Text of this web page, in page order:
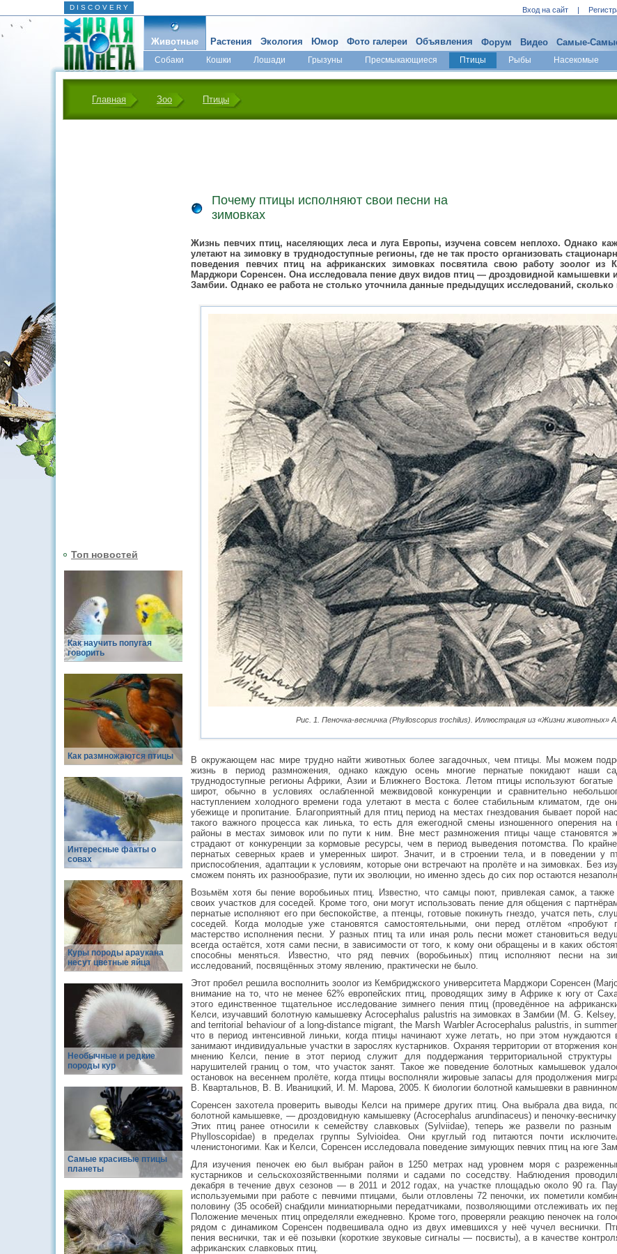
D I S C O V E R Y Вход на сайт |
Животные
Собаки Кошки Лошади Грызуны Пресмыкающиеся Птицы Рыбы Насекомые
Растения Экология Юмор Фото галереи Объявления Форум Видео Самые-
Главная Зоо Птицы
Топ новостей
Как научить попугая
говорить
Как размножаются птицы
Интересные факты о
совах
Куры породы араукана
несут цветные яйца
Необычные и редкие
породы кур
Самые красивые птицы
планеты
Почему птицы исполняют свои песни на
зимовках
Жизнь певчих птиц, населяющих леса и луга Европы, изучена совсем неплохо. Однако
улетают на зимовку в труднодоступные регионы, где не так просто организовать
поведения певчих птиц на африканских зимовках посвятила свою работу зоолог из
Марджори Соренсен. Она исследовала пение двух видов птиц — дроздовидной камышевки
Замбии. Однако ее работа не столько уточнила данные предыдущих исследований,
Рис. 1. Пеночка-весничка (Phylloscopus trochilus). Иллюстрация из «Жизни животных»
В окружающем нас мире трудно найти животных более загадочных, чем птицы. Мы можем
жизнь в период размножения, однако каждую осень многие пернатые покидают наши
труднодоступные регионы Африки, Азии и Ближнего Востока. Летом птицы используют
широт, обычно в условиях ослабленной межвидовой конкуренции и сравнительно
наступлением холодного времени года улетают в места с более стабильным климатом, где
убежище и пропитание. Благоприятный для птиц период на местах гнездования бывает порой
такого важного процесса как линька, то есть для ежегодной смены изношенного оперения
районы в местах зимовок или по пути к ним. Вне мест размножения птицы чаще становятся
страдают от конкуренции за кормовые ресурсы, чем в период выведения потомства. По
пернатых северных краев и умеренных широт. Значит, и в строении тела, и в поведении у
приспособления, адаптации к условиям, которые они встречают на пролёте и на зимовках. Без
сможем понять их разнообразие, пути их эволюции, но именно здесь до сих пор остаются
Возьмём хотя бы пение воробьиных птиц. Известно, что самцы поют, привлекая самок, а
своих участков для соседей. Кроме того, они могут использовать пение для общения с
пернатые исполняют его при беспокойстве, а птенцы, готовые покинуть гнездо, учатся петь,
соседей. Когда молодые уже становятся самостоятельными, они перед отлётом «пробуют
мастерство исполнения песни. У разных птиц та или иная роль песни может становиться
всегда остаётся, хотя сами песни, в зависимости от того, к кому они обращены и в каких
способны меняться. Известно, что ряд певчих (воробьиных) птиц исполняют песни на
исследований, посвящённых этому явлению, практически не было.
Этот пробел решила восполнить зоолог из Кембриджского университета Марджори Соренсен
внимание на то, что не менее 62% европейских птиц, проводящих зиму в Африке к югу от
этого единственное тщательное исследование зимнего пения птиц (проведённое на
Келси, изучавший болотную камышевку Acrocephalus palustris на зимовках в Замбии (M. G.
and territorial behaviour of a long-distance migrant, the Marsh Warbler Acrocephalus palustris, in
что в период интенсивной линьки, когда птицы начинают хуже летать, но при этом
занимают индивидуальные участки в зарослях кустарников. Охраняя территории от вторжения
мнению Келси, пение в этот период служит для поддержания территориальной
нарушителей границ о том, что участок занят. Такое же поведение болотных камышевок
остановок на весеннем пролёте, когда птицы восполняли жировые запасы для продолжения
В. Квартальнов, В. В. Иваницкий, И. М. Марова, 2005. К биологии болотной камышевки в
Соренсен захотела проверить выводы Келси на примере других птиц. Она выбрала два вида,
болотной камышевке, — дроздовидную камышевку (Acrocephalus arundinaceus) и пеночку-
Этих птиц ранее относили к семейству славковых (Sylviidae), теперь же развели по разным
Phylloscopidae) в пределах группы Sylvioidea. Они круглый год питаются почти
членистоногими. Как и Келси, Соренсен исследовала поведение зимующих певчих птиц на юге
Для изучения пеночек ею был выбран район в 1250 метрах над уровнем моря с
кустарников и сельскохозяйственными полями и садами по соседству. Наблюдения
декабря в течение двух сезонов — в 2011 и 2012 годах, на участке площадью около 90 га.
используемыми при работе с певчими птицами, были отловлены 72 пеночки, их пометили
половину (35 особей) снабдили миниатюрными передатчиками, позволяющими отслеживать их
Положение меченых птиц определяли ежедневно. Кроме того, проверяли реакцию пеночек на
рядом с динамиком Соренсен подвешивала одно из двух имевшихся у неё чучел веснички.
пения веснички, так и её позывки (короткие звуковые сигналы — посвисты), а в качестве
африканских славковых птиц.